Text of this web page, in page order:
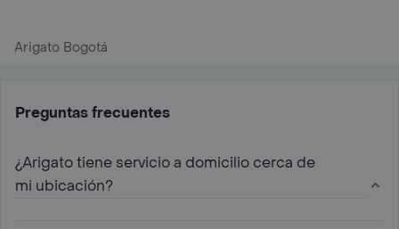
Arigato Bogotá
Preguntas frecuentes
¿Arigato tiene servicio a domicilio cerca de
mi ubicación?